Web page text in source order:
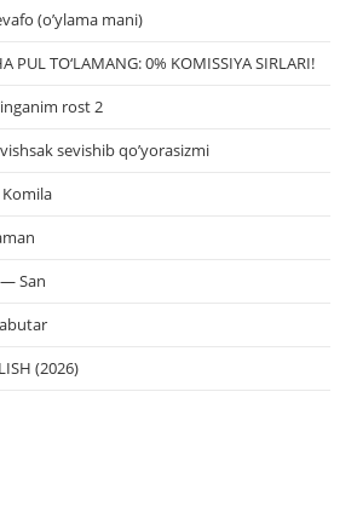
(o’ylama mani)
PUL TO‘LAMANG: 0% KOMISSIYA SIRLARI!
rost 2
sevishib qo’yorasizmi
San
(2026)